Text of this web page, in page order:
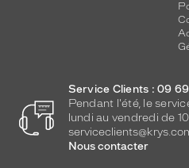
Service Clients : 09
Pendant l'été, le
lundi au vendredi de
Nous contacter